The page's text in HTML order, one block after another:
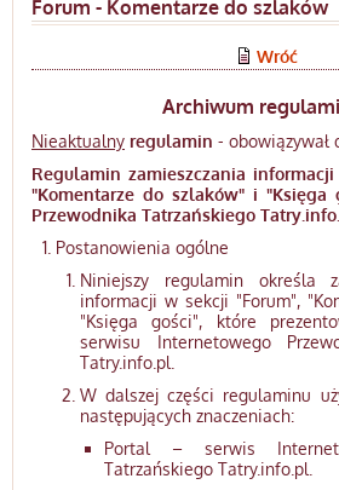
Forum - Komentarze do szlaków
Wróć
Archiwum
Nieaktualny regulamin - obowiązywał
Regulamin zamieszczania
"Komentarze do szlaków" i "Księga
Przewodnika Tatrzańskiego
Postanowienia ogólne
Niniejszy regulamin określa
informacji w sekcji "Forum",
"Księga gości", które
serwisu Internetowego
Tatry.info.pl.
W dalszej części regulaminu
następujących znaczeniach:
Portal – serwis
Tatrzańskiego Tatry.info.pl.